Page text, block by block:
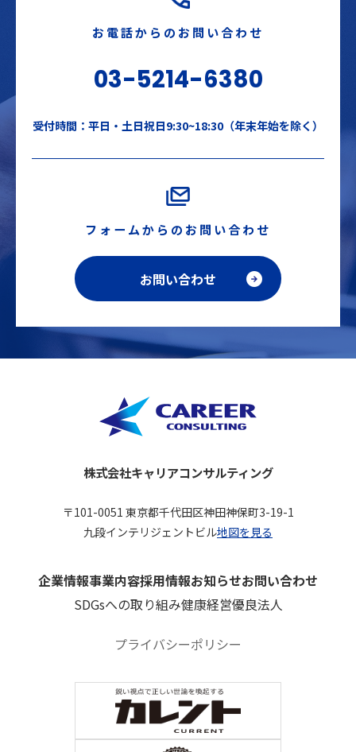
お電話からのお問い合わせ
03-5214-6380
受付時間：平日・土日祝日9:30~18:30（年末年始を除く）
フォームからのお問い合わせ
お問い合わせ
株式会社キャリアコンサルティング
〒101-0051 東京都千代田区神田神保町3-19-1
九段インテリジェントビル地図を見る
企業情報事業内容採用情報お知らせお問い合わせ
SDGsへの取り組み健康経営優良法人
プライバシーポリシー